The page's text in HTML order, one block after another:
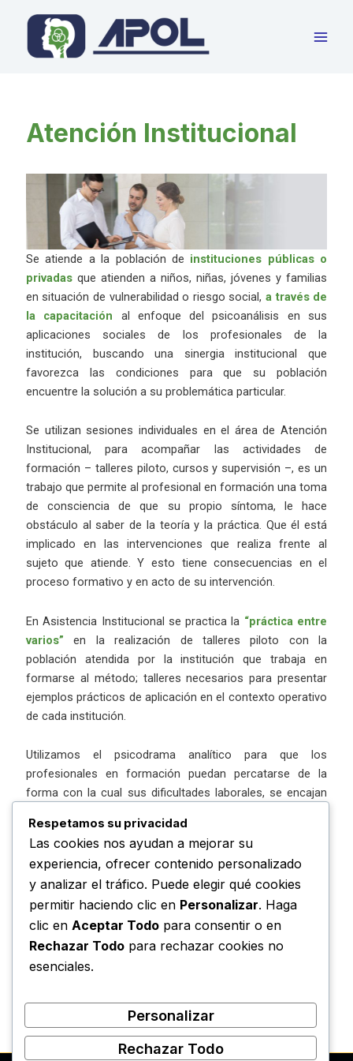
contenido
Atención Institucional
Se atiende a la población de instituciones públicas o
privadasque atienden a niños, niñas, jóvenes y familias
en situación de vulnerabilidad o riesgo social, a través de
la capacitación al enfoque del psicoanálisis en sus
aplicaciones sociales de los profesionales de la
institución, buscando una sinergia institucional que
favorezca las condiciones para que su población
encuentre la solución a su problemática particular.
Se utilizan sesiones individuales en el área de Atención
Institucional, para acompañar las actividades de
formación – talleres piloto, cursos y supervisión –, es un
trabajo que permite al profesional en formación una toma
de consciencia de que su propio síntoma, le hace
obstáculo al saber de la teoría y la práctica. Que él está
implicado en las intervenciones que realiza frente al
sujeto que atiende. Y esto tiene consecuencias en el
proceso formativo y en acto de su intervención.
En Asistencia Institucional se practica la “práctica entre
varios” en la realización de talleres piloto con la
población atendida por la institución que trabaja en
formarse al método; talleres necesarios para presentar
ejemplos prácticos de aplicación en el contexto operativo
de cada institución.
Utilizamos el psicodrama analítico para que los
profesionales en formación puedan percatarse de la
forma con la cual sus dificultades laborales, se encajan
también aquí, es de producir un efecto de entendimiento
de la satisfacción que provoca en el inconsciente el
síntoma, para permitirse ser menos esclavos de él.
Las actividades comprenden talleres piloto, cursos
teóricos, supervisión de casos. El objetivo es orientar y
formar a los profesionales sobre los principios
fundadores de la teoría psicoanalítica y sus aplicaciones,
Respetamos su privacidad
Las cookies nos ayudan a mejorar su
experiencia, ofrecer contenido personalizado
y analizar el tráfico. Puede elegir qué cookies
permitir haciendo clic en Personalizar. Haga
clic en Aceptar Todo para consentir o en
Rechazar Todo para rechazar cookies no
esenciales.
Personalizar
Rechazar Todo